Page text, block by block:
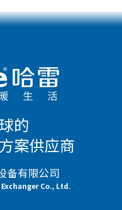
的
案供应商
备有限公司
Co., Ltd.